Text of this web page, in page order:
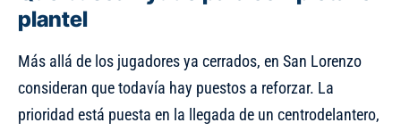
plantel
Más allá de los jugadores ya cerrados, en San Lorenzo
consideran que todavía hay puestos a reforzar. La
prioridad está puesta en la llegada de un centrodelantero,